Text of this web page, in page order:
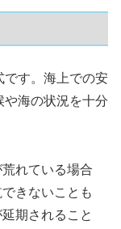
です。海上での安
海の状況を十分
れている場合
きないことも
期されること